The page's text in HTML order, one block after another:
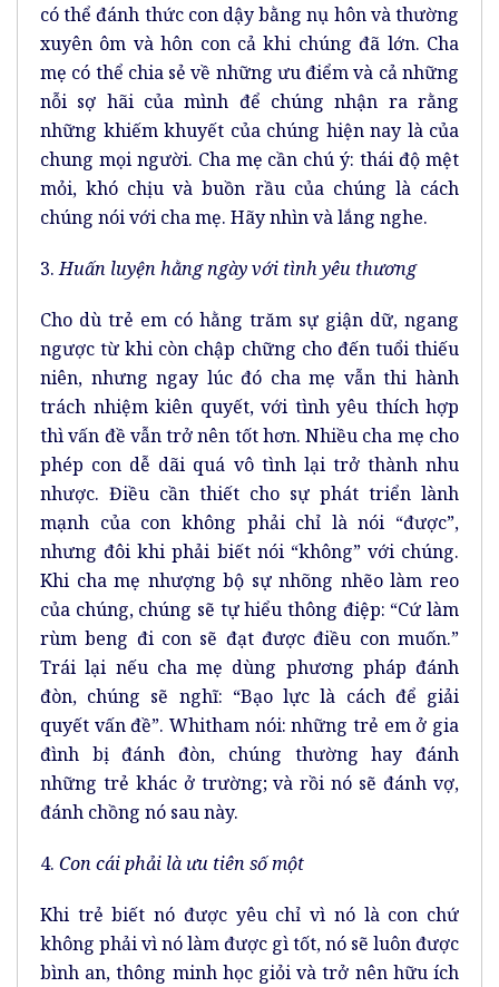
có thể đánh thức con dậy bằng nụ hôn và thường
xuyên ôm và hôn con cả khi chúng đã lớn. Cha
mẹ có thể chia sẻ về những ưu điểm và cả những
nỗi sợ hãi của mình để chúng nhận ra rằng
những khiếm khuyết của chúng hiện nay là của
chung mọi người. Cha mẹ cần chú ý: thái độ mệt
mỏi, khó chịu và buồn rầu của chúng là cách
chúng nói với cha mẹ. Hãy nhìn và lắng nghe.
3.Huấn luyện hằng ngày với tình yêu thương
Cho dù trẻ em có hằng trăm sự giận dữ, ngang
ngược từ khi còn chập chững cho đến tuổi thiếu
niên, nhưng ngay lúc đó cha mẹ vẫn thi hành
trách nhiệm kiên quyết, với tình yêu thích hợp
thì vấn đề vẫn trở nên tốt hơn. Nhiều cha mẹ cho
phép con dễ dãi quá vô tình lại trở thành nhu
nhược. Điều cần thiết cho sự phát triển lành
mạnh của con không phải chỉ là nói “được”,
nhưng đôi khi phải biết nói “không” với chúng.
Khi cha mẹ nhượng bộ sự nhõng nhẽo làm reo
của chúng, chúng sẽ tự hiểu thông điệp: “Cứ làm
rùm beng đi con sẽ đạt được điều con muốn.”
Trái lại nếu cha mẹ dùng phương pháp đánh
đòn, chúng sẽ nghĩ: “Bạo lực là cách để giải
quyết vấn đề”. Whitham nói: những trẻ em ở gia
đình bị đánh đòn, chúng thường hay đánh
những trẻ khác ở trường; và rồi nó sẽ đánh vợ,
đánh chồng nó sau này.
4. Con cái phải là ưu tiên số một
Khi trẻ biết nó được yêu chỉ vì nó là con chứ
không phải vì nó làm được gì tốt, nó sẽ luôn được
bình an, thông minh học giỏi và trở nên hữu ích